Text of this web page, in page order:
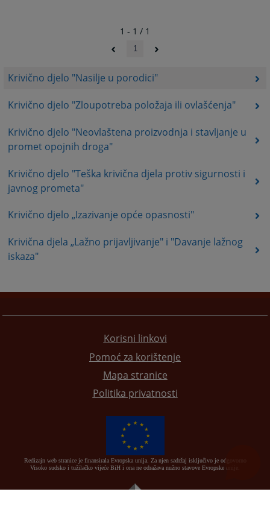
Krivično djelo "Nasilje u porodici"
Krivično djelo "Zloupotreba položaja ili ovlašćenja"
Krivično djelo "Neovlaštena proizvodnja i stavljanje u
promet opojnih droga"
Krivično djelo "Teška krivična djela protiv sigurnosti i
javnog prometa"
Krivično djelo „Izazivanje opće opasnosti"
Krivična djela „Lažno prijavljivanje" i "Davanje lažnog
iskaza"
1 - 1 / 1
1
Korisni linkovi
Pomoć za korištenje
Mapa stranice
Politika privatnosti
Redizajn web stranice je finansirala Evropska unija. Za njen sadržaj isključivo je odgovorno
Visoko sudsko i tužilačko vijeće BiH i ona ne odražava nužno stavove Evropske unije.